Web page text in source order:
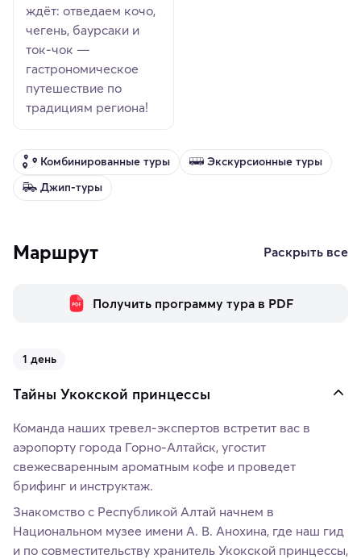
ждёт: отведаем кочо,
чегень, баурсаки и
ток‑чок —
гастрономическое
путешествие по
традициям региона!
Комбинированные туры
Экскурсионные туры
Джип-туры
Маршрут Раскрыть все
Получить программу тура в PDF
1 день
Тайны Укокской принцессы
Команда наших тревел-экспертов встретит вас в
аэропорту города Горно-Алтайск, угостит
свежесваренным ароматным кофе и проведет
брифинг и инструктаж.
Знакомство с Республикой Алтай начнем в
Национальном музее имени А. В. Анохина, где наш гид
и по совместительству хранитель Укокской принцессы,